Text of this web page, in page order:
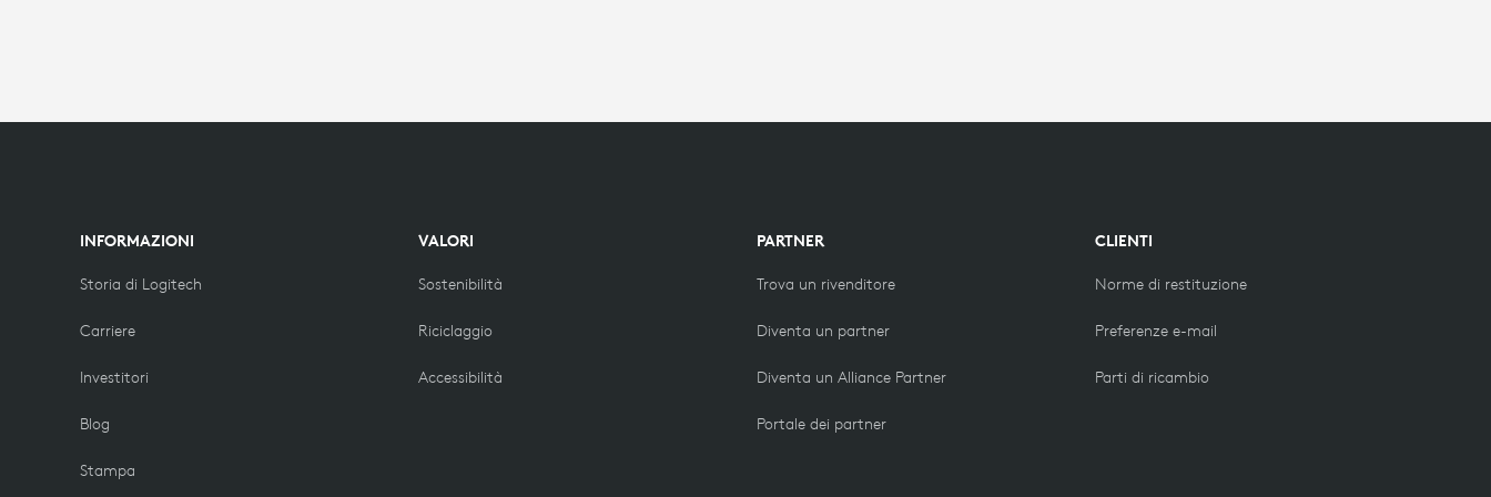
INFORMAZIONI
Storia di Logitech
Carriere
Investitori
Blog
Stampa
VALORI
Sostenibilità
Riciclaggio
Accessibilità
PARTNER
Trova un rivenditore
Diventa un partner
Diventa un Alliance Partner
Portale dei partner
CLIENTI
Norme di restituzione
Preferenze e-mail
Parti di ricambio